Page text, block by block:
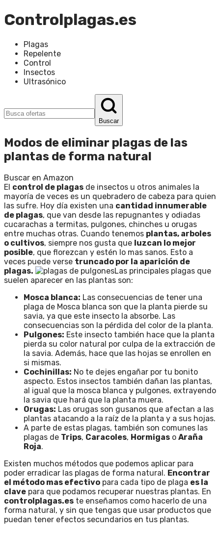
Controlplagas.es
Plagas
Repelente
Control
Insectos
Ultrasónico
Buscar
Modos de eliminar plagas de las
plantas de forma natural
Buscar en Amazon
El control de plagas de insectos u otros animales la
mayoría de veces es un quebradero de cabeza para quien
las sufre. Hoy día existen una cantidad innumerable
de plagas, que van desde las repugnantes y odiadas
cucarachas a termitas, pulgones, chinches u orugas
entre muchas otras. Cuando tenemos plantas, arboles
o cultivos, siempre nos gusta que luzcan lo mejor
posible, que florezcan y estén lo mas sanos. Esto a
veces puede verse truncado por la aparición de
plagas.
Las principales plagas que
suelen aparecer en las plantas son:
Mosca blanca: Las consecuencias de tener una
plaga de Mosca blanca son que la planta pierde su
savia, ya que este insecto la absorbe. Las
consecuencias son la pérdida del color de la planta.
Pulgones: Este insecto también hace que la planta
pierda su color natural por culpa de la extracción de
la savia. Además, hace que las hojas se enrollen en
si mismas.
Cochinillas: No te dejes engañar por tu bonito
aspecto. Estos insectos también dañan las plantas,
al igual que la mosca blanca y pulgones, extrayendo
la savia que hará que la planta muera.
Orugas: Las orugas son gusanos que afectan a las
plantas atacando a la raíz de la planta y a sus hojas.
A parte de estas plagas, también son comunes las
plagas de Trips, Caracoles, Hormigas o Araña
Roja.
Existen muchos métodos que podemos aplicar para
poder erradicar las plagas de forma natural. Encontrar
el método mas efectivo para cada tipo de plaga es la
clave para que podamos recuperar nuestras plantas. En
controlplagas.es te enseñamos como hacerlo de una
forma natural, y sin que tengas que usar productos que
puedan tener efectos secundarios en tus plantas.